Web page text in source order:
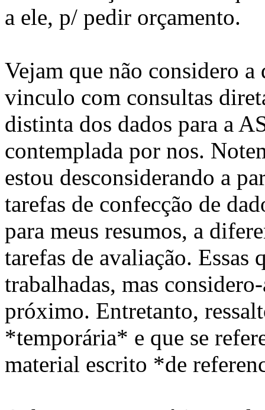
a ele, p/ pedir orçamento.
Vejam que não considero
vinculo com consultas
distinta dos dados para a
contemplada por nos.
estou desconsiderando a
tarefas de confecção de
para meus resumos, a
tarefas de avaliação. Essas
trabalhadas, mas
próximo. Entretanto,
*temporária* e que se
material escrito *de